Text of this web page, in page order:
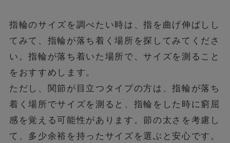
指輪のサイズを調べたい時は、指を曲げ伸ばしし
てみて、指輪が落ち着く場所を探してみてくださ
い。指輪が落ち着いた場所で、サイズを測ること
をおすすめします。
ただし、関節が目立つタイプの方は、指輪が落ち
着く場所でサイズを測ると、指輪をした時に窮屈
感を覚える可能性があります。節の太さを考慮し
て、多少余裕を持ったサイズを選ぶと安心です。